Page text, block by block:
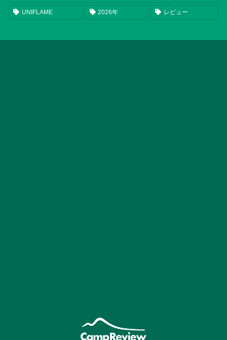
UNIFLAME 2026年 レビュー